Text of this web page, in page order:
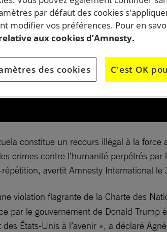
constitue un recours illégal à la
crimes contre l’humanité perpétrés
avertit Amnesty International le
violation flagrante de la Charte des
par le gouvernement de Donald
États-Unis à l’avenir », a déclaré
par défaut des cookies
modifier vos préférences. Pour en
aux cookies d’Amnesty.
des cookies C'est OK